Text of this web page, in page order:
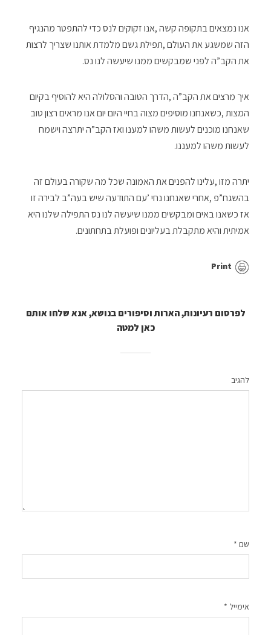
אנו‭ ‬נמצאים‭ ‬בתקופה‭ ‬קשה‭, ‬אנו‭ ‬זקוקים‭ ‬לנס‭ ‬כדי‭ ‬להתפטר‭ ‬מהנגיף‭
‬הזה‭ ‬שמשגע‭ ‬את‭ ‬העולם‭, ‬תפילת‭ ‬גשם‭ ‬מלמדת‭ ‬אותנו‭ ‬שצריך‭ ‬לרצות‭
‬את‭ ‬הקב”ה‭ ‬לפני‭ ‬שמבקשים‭ ‬ממנו‭ ‬שיעשה‭ ‬לנו‭ ‬נס‭.‬
איך‭ ‬מרצים‭ ‬את‭ ‬הקב”ה‭, ‬הדרך‭ ‬הטובה‭ ‬והסלולה‭ ‬היא‭ ‬להוסיף‭ ‬בקיום‭
‬שאנחנו‭ ‬מוכנים‭ ‬לעשות‭ ‬משהו‭ ‬למענו‭ ‬ואז‭ ‬הקב”ה‭ ‬יתרצה‭ ‬וישמח‭
‬לעשות‭ ‬משהו‭ ‬למעננו‭.‬
יתרה‭ ‬מזו‭, ‬עלינו‭ ‬להפנים‭ ‬את‭ ‬האמונה‭ ‬שכל‭ ‬מה‭ ‬שקורה‭ ‬בעולם‭ ‬זה‭
‬בהשגח”פ‭, ‬אחרי‭ ‬שאנחנו‭ ‬נחי‮’‬‭ ‬עם‭ ‬התודעה‭ ‬שיש‭ ‬בעה”ב‭ ‬לבירה‭ ‬זו‭
‬אז‭ ‬כשאנו‭ ‬באים‭ ‬ומבקשים‭ ‬ממנו‭ ‬שיעשה‭ ‬לנו‭ ‬נס‭ ‬התפילה‭ ‬שלנו‭ ‬היא‭
‬אמיתית‭ ‬והיא‭ ‬מתקבלת‭ ‬בעליונים‭ ‬ופועלת‭ ‬בתחתונים‭.
Print
לפרסום רעיונות, הארות וסיפורים בנושא, אנא שלחו אותם
כאן למטה
להגיב
שם *
אימייל *